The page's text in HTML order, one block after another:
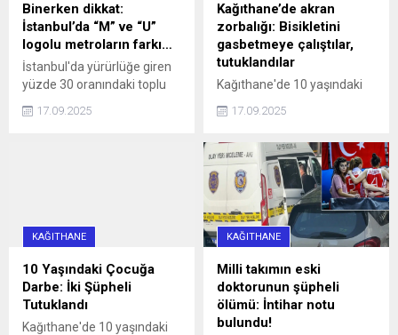
Binerken dikkat:
İstanbul’da “M” ve “U”
logolu metroların farkı…
İstanbul'da yürürlüğe giren
yüzde 30 oranındaki toplu
ulaşım zammı, 'U' logolu
metrolar ve Marmaray'da
17.09.2025
Kağıthane’de akran
zorbalığı: Bisikletini
gasbetmeye çalıştılar,
tutuklandılar
Kağıthane'de 10 yaşındaki
çocuğun bisikletini
gasbetmeye çalışan 16 ve
darbettikleri gerekçesiyle
tutuklandı.
17.09.2025
KAĞITHANE
10 Yaşındaki Çocuğa
Darbe: İki Şüpheli
Tutuklandı
Kağıthane'de 10 yaşındaki
KAĞITHANE
Milli takımın eski
doktorunun şüpheli
ölümü: İntihar notu
bulundu!